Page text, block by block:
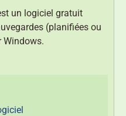
un logiciel gratuit
(planifiées ou
Windows.